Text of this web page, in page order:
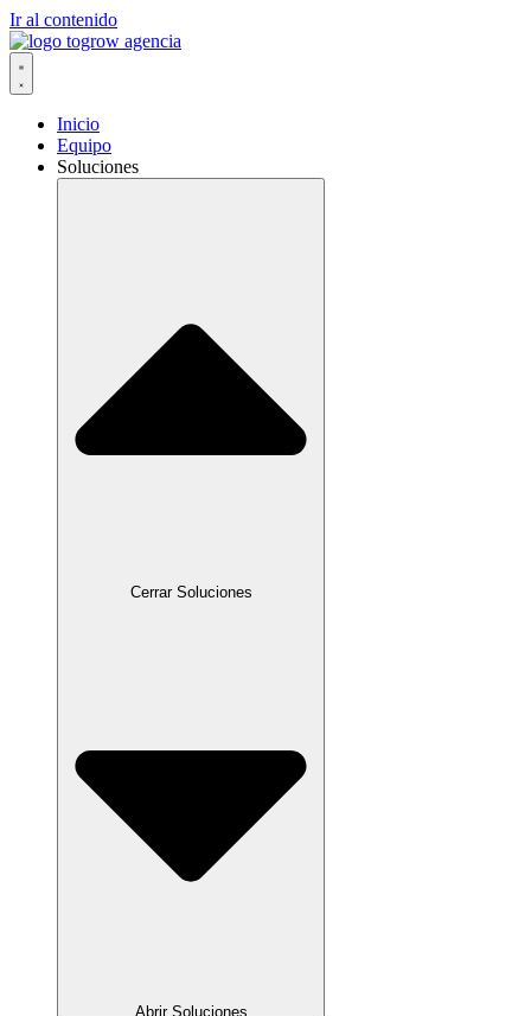
Ir al contenido
Inicio
Equipo
Soluciones
Cerrar Soluciones
Abrir Soluciones